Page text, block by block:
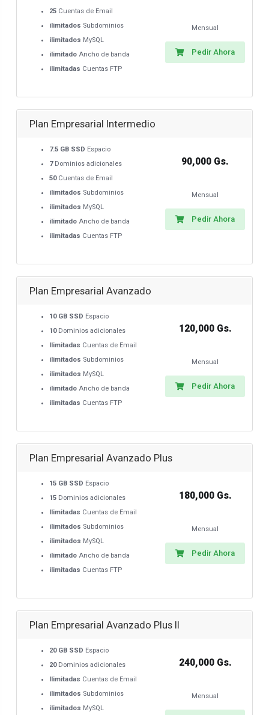
25 Cuentas de Email
ilimitados Subdominios
ilimitados MySQL
ilimitado Ancho de banda
ilimitadas Cuentas FTP
Mensual
Pedir Ahora
Plan Empresarial Intermedio
7.5 GB SSD Espacio
7Dominios adicionales
50Cuentas de Email
ilimitados Subdominios
ilimitados MySQL
ilimitado Ancho de banda
ilimitadas Cuentas FTP
90,000 Gs.
Mensual
Pedir Ahora
Plan Empresarial Avanzado
10 GB SSD Espacio
10Dominios adicionales
Ilimitadas Cuentas de Email
ilimitados Subdominios
ilimitados MySQL
ilimitado Ancho de banda
ilimitadas Cuentas FTP
120,000 Gs.
Mensual
Pedir Ahora
Plan Empresarial Avanzado Plus
15 GB SSD Espacio
15 Dominios adicionales
Ilimitadas Cuentas de Email
ilimitados Subdominios
ilimitados MySQL
ilimitado Ancho de banda
ilimitadas Cuentas FTP
180,000 Gs.
Mensual
Pedir Ahora
Plan Empresarial Avanzado Plus II
20 GB SSD Espacio
20Dominios adicionales
Ilimitadas Cuentas de Email
ilimitados Subdominios
ilimitados MySQL
240,000 Gs.
Mensual